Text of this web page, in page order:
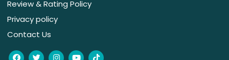
Review & Rating Policy
Privacy policy
Contact Us